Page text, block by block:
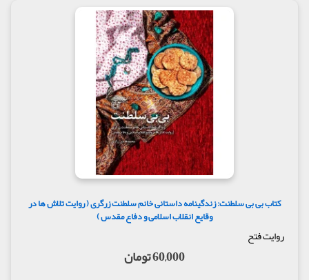
کتاب بی بی سلطنت: زندگینامه داستانی خانم سلطنت زرگری ( روایت تلاش‌ ها در
وقایع انقلاب اسلامی و دفاع مقدس )
روایت فتح
60,000 تومان